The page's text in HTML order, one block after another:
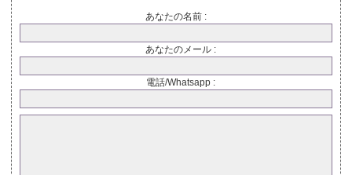
あなたの名前 :
あなたのメール :
電話/Whatsapp :